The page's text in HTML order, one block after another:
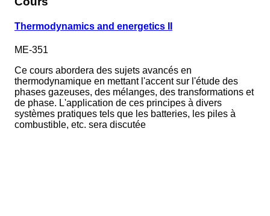
Thermodynamics and energetics II
ME-351
Ce cours abordera des sujets avancés en
thermodynamique en mettant l'accent sur l'étude des
phases gazeuses, des mélanges, des transformations et
de phase. L'application de ces principes à divers
systèmes pratiques tels que les batteries, les piles à
combustible, etc. sera discutée